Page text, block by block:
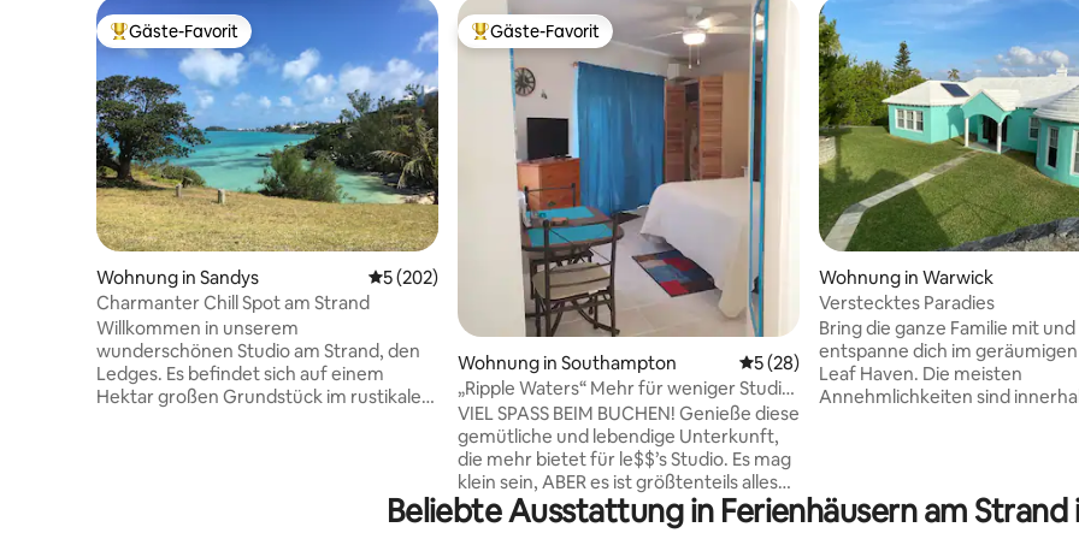
Beliebter Gäste-Favorit.
Gäste-Favorit
Wohnung in Sandys Durchschnittliche Bewertung: 5 von 5, 202 Bewertungen
5 (202)
Charmanter Chill Spot am Strand
Willkommen in unserem
wunderschönen Studio am Strand, den
Ledges. Es befindet sich auf einem
Hektar großen Grundstück im rustikalen
Beliebter Gäste-Favorit.
Gäste-Favorit
Wohnung in Southampton Durchschnittliche Bewertung: 5 von 5,
5 (28)
„Ripple Waters“ Mehr für weniger Studio
B!
VIEL SPASS BEIM BUCHEN! Genieße diese
gemütliche und lebendige Unterkunft,
die mehr bietet für le$$’s Studio. Es mag
klein sein, ABER es ist größtenteils alles
da! Diese Unterkunft ist mit den meisten
Dingen ausgestattet, die du benötigst!
Wohnung in Warwick
Verstecktes Paradies
Bring die ganze Familie mit und
entspanne dich im
Leaf Haven. Die meisten
Annehmlichkeiten sind
Lebensmittelgeschäft oder zu
Beliebte Ausstattung in Ferienhäusern am Strand